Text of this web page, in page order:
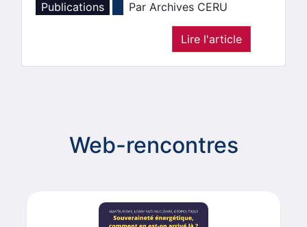
Publications Par Archives CERU
Lire l'article
Web-rencontres